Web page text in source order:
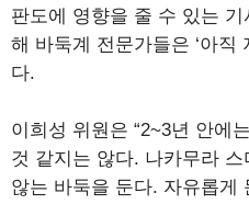
판도에 영향을 줄 수 있는
해 바둑계 전문가들은 ‘아직
다.
이희성 위원은 “2~3년 안에
것 같지는 않다. 나카무라 스
않는 바둑을 둔다. 자유롭게